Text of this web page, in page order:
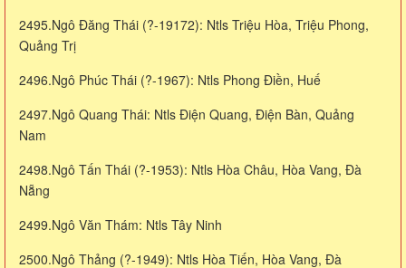
2495.Ngô Đăng Thái (?-19172): Ntls Triệu Hòa, Triệu Phong,
Quảng Trị
2496.Ngô Phúc Thái (?-1967): Ntls Phong Điền, Huế
2497.Ngô Quang Thái: Ntls Điện Quang, Điện Bàn, Quảng
Nam
2498.Ngô Tấn Thái (?-1953): Ntls Hòa Châu, Hòa Vang, Đà
Nẵng
2499.Ngô Văn Thám: Ntls Tây Ninh
2500.Ngô Thảng (?-1949): Ntls Hòa Tiến, Hòa Vang, Đà